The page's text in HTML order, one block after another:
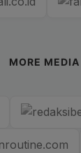
MORE